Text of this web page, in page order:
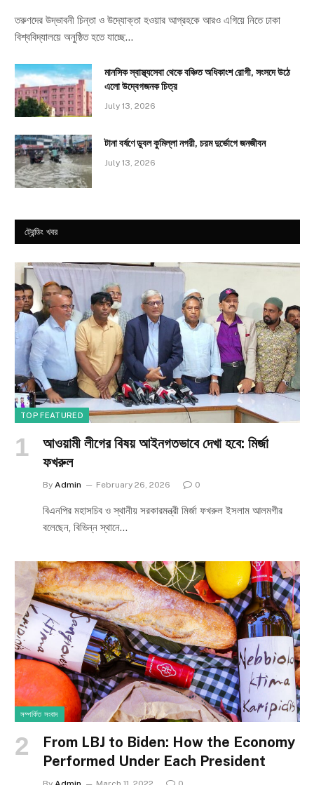
তরুণদের উদ্ভাবনী চিন্তা ও উদ্যোক্তা হওয়ার আগ্রহকে আরও এগিয়ে নিতে ঢাকা
বিশ্ববিদ্যালয়ে অনুষ্ঠিত হতে যাচ্ছে…
মানসিক স্বাস্থ্যসেবা থেকে বঞ্চিত অধিকাংশ রোগী, সংসদে উঠে
এলো উদ্বেগজনক চিত্র
July 13, 2026
টানা বর্ষণে ডুবল কুমিল্লা নগরী, চরম দুর্ভোগে জনজীবন
July 13, 2026
ট্রেন্ডিং খবর
TOP FEATURED
আওয়ামী লীগের বিষয় আইনগতভাবে দেখা হবে: মির্জা
ফখরুল
By Admin February 26, 2026 0
বিএনপির মহাসচিব ও স্থানীয় সরকারমন্ত্রী মির্জা ফখরুল ইসলাম আলমগীর
বলেছেন, বিভিন্ন স্থানে…
সম্পর্কিত সংবাদ
From LBJ to Biden: How the Economy
Performed Under Each President